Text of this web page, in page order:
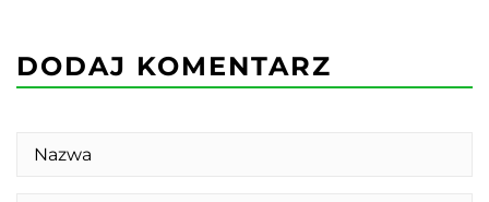
DODAJ KOMENTARZ